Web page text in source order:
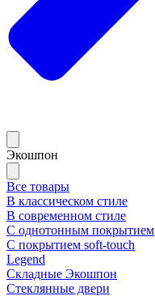
Экошпон
Все товары
В классическом стиле
В современном стиле
С однотонным покрытием
С покрытием soft-touch
Legend
Складные Экошпон
Стеклянные двери